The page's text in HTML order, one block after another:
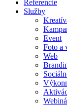
Referencie
Služby
Event
Foto a
Web